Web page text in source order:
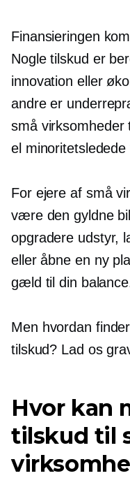
Finansieringen
Nogle tilskud er
innovation eller
andre er
små virksomheder
el minoritetsledede
For ejere af små
være den gyldne
opgradere udstyr,
eller åbne en ny
gæld til din
Men hvordan
tilskud? Lad os
Hvor kan
tilskud til